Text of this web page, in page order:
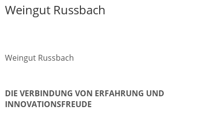
Weingut Russbach
Weingut Russbach
DIE VERBINDUNG VON ERFAHRUNG UND
INNOVATIONSFREUDE